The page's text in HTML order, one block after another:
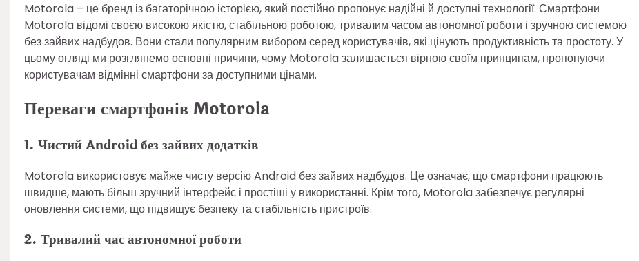
Motorola – це бренд із багаторічною історією, який постійно пропонує надійні й доступні технології. Смартфони
Motorola відомі своєю високою якістю, стабільною роботою, тривалим часом автономної роботи і зручною системою
без зайвих надбудов. Вони стали популярним вибором серед користувачів, які цінують продуктивність та простоту. У
цьому огляді ми розглянемо основні причини, чому Motorola залишається вірною своїм принципам, пропонуючи
користувачам відмінні смартфони за доступними цінами.
Переваги смартфонів Motorola
1. Чистий Android без зайвих додатків
Motorola використовує майже чисту версію Android без зайвих надбудов. Це означає, що смартфони працюють
швидше, мають більш зручний інтерфейс і простіші у використанні. Крім того, Motorola забезпечує регулярні
оновлення системи, що підвищує безпеку та стабільність пристроїв.
2. Тривалий час автономної роботи